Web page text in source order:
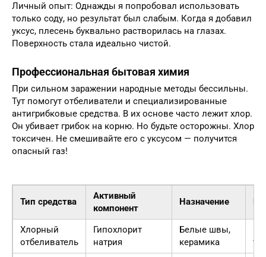
Личный опыт: Однажды я попробовал использовать
только соду, но результат был слабым. Когда я добавил
уксус, плесень буквально растворилась на глазах.
Поверхность стала идеально чистой.
Профессиональная бытовая химия
При сильном заражении народные методы бессильны.
Тут помогут отбеливатели и специализированные
антигрибковые средства. В их основе часто лежит хлор.
Он убивает грибок на корню. Но будьте осторожны. Хлор
токсичен. Не смешивайте его с уксусом — получится
опасный газ!
Тип средства
Активный
компонент
Назначение
Хлорный
отбеливатель
Гипохлорит
натрия
Белые швы,
керамика